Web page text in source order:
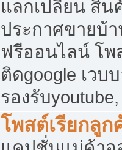
แลกเปลี่ยน สิน
ประกาศขายบ้
ฟรีออนไลน์ โพ
ติดgoogle เวบ
รองรับ
โพสต์เรียกลูก